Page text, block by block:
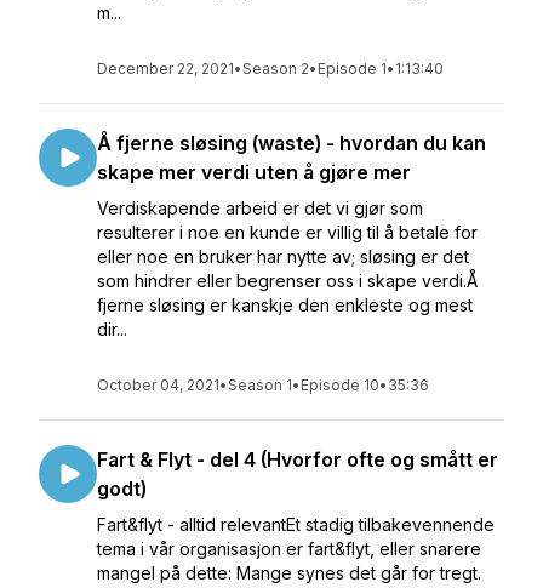
m...
December 22, 2021•Season 2• Episode 1• 1:13:40
Å fjerne sløsing (waste) - hvordan du kan
skape mer verdi uten å gjøre mer
Verdiskapende arbeid er det vi gjør som
resulterer i noe en kunde er villig til å betale for
eller noe en bruker har nytte av; sløsing er det
som hindrer eller begrenser oss i skape verdi.Å
fjerne sløsing er kanskje den enkleste og mest
dir...
October 04, 2021•Season 1• Episode 10• 35:36
Fart & Flyt - del 4 (Hvorfor ofte og smått er
godt)
Fart&flyt - alltid relevantEt stadig tilbakevennende
tema i vår organisasjon er fart&flyt, eller snarere
mangel på dette: Mange synes det går for tregt.